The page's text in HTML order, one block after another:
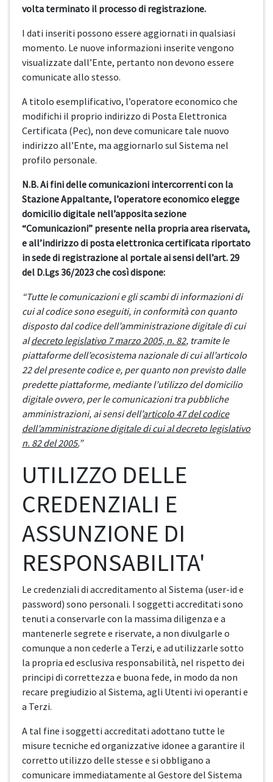
volta terminato il processo di registrazione.
I dati inseriti possono essere aggiornati in qualsiasi
momento. Le nuove informazioni inserite vengono
visualizzate dall’Ente, pertanto non devono essere
comunicate allo stesso.
A titolo esemplificativo, l’operatore economico che
modifichi il proprio indirizzo di Posta Elettronica
Certificata (Pec), non deve comunicare tale nuovo
indirizzo all’Ente, ma aggiornarlo sul Sistema nel
profilo personale.
N.B. Ai fini delle comunicazioni intercorrenti con la
Stazione Appaltante, l’operatore economico elegge
domicilio digitale nell’apposita sezione
“Comunicazioni” presente nella propria area riservata,
e all’indirizzo di posta elettronica certificata riportato
in sede di registrazione al portale ai sensi dell’art. 29
del D.Lgs 36/2023 che così dispone:
“Tutte le comunicazioni e gli scambi di informazioni di
cui al codice sono eseguiti, in conformità con quanto
disposto dal codice dell’amministrazione digitale di cui
aldecreto legislativo 7 marzo 2005, n. 82, tramite le
piattaforme dell’ecosistema nazionale di cui all’articolo
22 del presente codice e, per quanto non previsto dalle
predette piattaforme, mediante l’utilizzo del domicilio
digitale ovvero, per le comunicazioni tra pubbliche
amministrazioni, ai sensi dell’articolo 47 del codice
dell’amministrazione digitale di cui al decreto legislativo
n. 82 del 2005.”
UTILIZZO DELLE
CREDENZIALI E
ASSUNZIONE DI
RESPONSABILITA'
Le credenziali di accreditamento al Sistema (user-id e
password) sono personali. I soggetti accreditati sono
tenuti a conservarle con la massima diligenza e a
mantenerle segrete e riservate, a non divulgarle o
comunque a non cederle a Terzi, e ad utilizzarle sotto
la propria ed esclusiva responsabilità, nel rispetto dei
principi di correttezza e buona fede, in modo da non
recare pregiudizio al Sistema, agli Utenti ivi operanti e
a Terzi.
A tal fine i soggetti accreditati adottano tutte le
misure tecniche ed organizzative idonee a garantire il
corretto utilizzo delle stesse e si obbligano a
comunicare immediatamente al Gestore del Sistema